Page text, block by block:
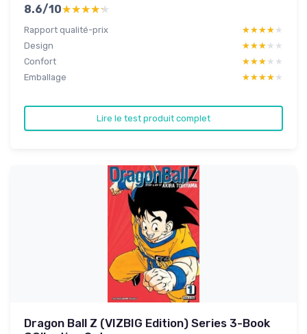
8.6/10★★★★★
★★★★★
Rapport qualité-prix ★★★★★
★★★★★
Design
★★★★★
★★★★★
Confort
★★★★★
★★★★★
Emballage
★★★★★
★★★★★
Lire le test produit complet
Dragon Ball Z (VIZBIG Edition) Series 3-Book